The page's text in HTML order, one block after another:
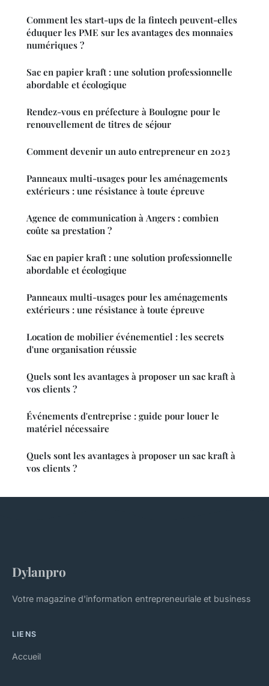
Comment les start-ups de la fintech peuvent-elles
éduquer les PME sur les avantages des monnaies
numériques ?
Sac en papier kraft : une solution professionnelle
abordable et écologique
Rendez-vous en préfecture à Boulogne pour le
renouvellement de titres de séjour
Comment devenir un auto entrepreneur en 2023
Panneaux multi-usages pour les aménagements
extérieurs : une résistance à toute épreuve
Agence de communication à Angers : combien
coûte sa prestation ?
Sac en papier kraft : une solution professionnelle
abordable et écologique
Panneaux multi-usages pour les aménagements
extérieurs : une résistance à toute épreuve
Location de mobilier événementiel : les secrets
d'une organisation réussie
Quels sont les avantages à proposer un sac kraft à
vos clients ?
Événements d'entreprise : guide pour louer le
matériel nécessaire
Quels sont les avantages à proposer un sac kraft à
vos clients ?
Dylanpro
Votre magazine d'information entrepreneuriale et business
LIENS
Accueil